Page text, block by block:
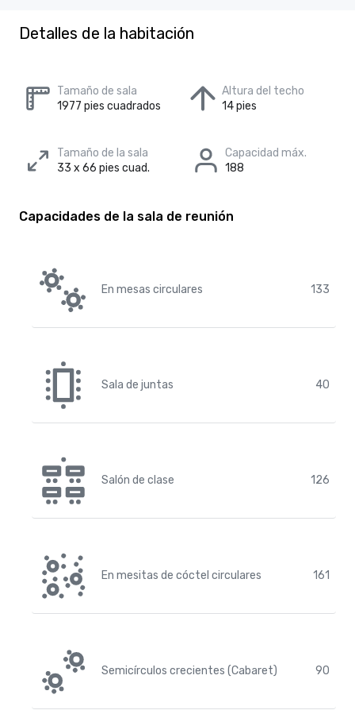
Detalles de la habitación
Tamaño de sala
1977 pies cuadrados
Altura del techo
14 pies
Tamaño de la sala
33 x 66 pies cuad.
Capacidad máx.
188
Capacidades de la sala de reunión
En mesas circulares 133
Sala de juntas 40
Salón de clase 126
En mesitas de cóctel circulares 161
Semicírculos crecientes (Cabaret) 90